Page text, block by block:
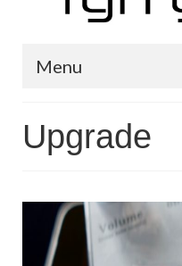
Menu
Telecaster fgh Custom
140 euros.
Forfaits, tarifs.
Upgrade